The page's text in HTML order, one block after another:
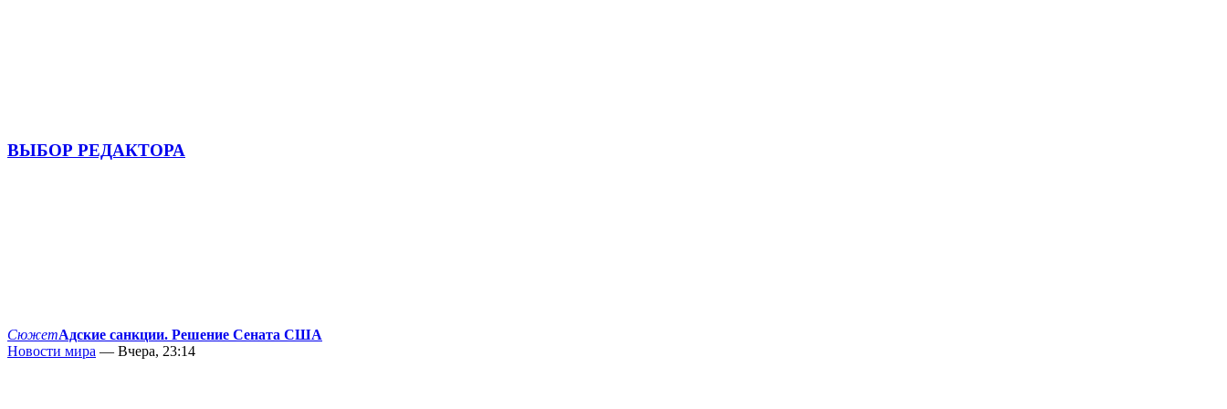
ВЫБОР РЕДАКТОРА
СюжетАдские санкции. Решение Сената США
Новости мира — Вчера, 23:14